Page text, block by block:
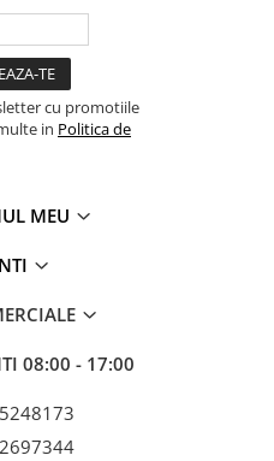
cu promotiile
in Politica de
MEU
08:00 - 17:00